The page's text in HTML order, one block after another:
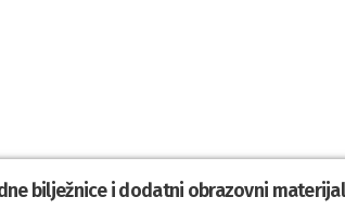
bilježnice i dodatni obrazovni materijal